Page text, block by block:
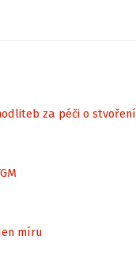
za péči o stvoření
míru